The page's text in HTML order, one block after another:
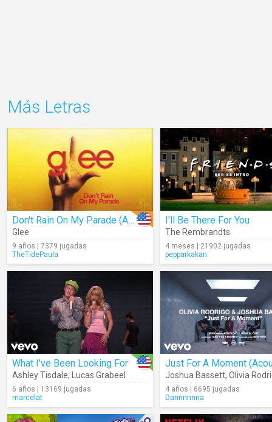
Más Letras
Don't Rain On My Parade (Audio)
Glee
9 años | 7379 jugadas
TheTidePaula
I'll Be There For You
The Rembrandts
4 meses | 21902 jugadas
pepparkakan.
What I've Been Looking For
Ashley Tisdale, Lucas Grabeel
6 años | 13169 jugadas
marcelat
Joshua Bassett, Olivia
4 años | 6695 jugadas
Dannnnnna